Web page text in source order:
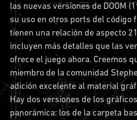
las nuevas versiones de DOOM
su uso en otros ports del código
tienen una relación de aspecto
incluyen más detalles que las
ofrece el juego ahora. Creemos
miembro de la comunidad
adición excelente al material
Hay dos versiones de los
panorámica: los de la carpeta